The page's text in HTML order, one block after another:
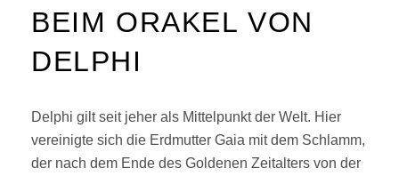
BEIM ORAKEL VON
DELPHI
Delphi gilt seit jeher als Mittelpunkt der Welt. Hier
vereinigte sich die Erdmutter Gaia mit dem Schlamm,
der nach dem Ende des Goldenen Zeitalters von der